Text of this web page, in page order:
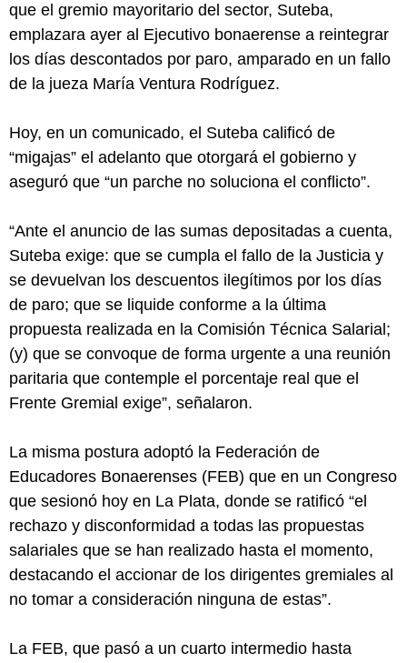
que el gremio mayoritario del sector, Suteba,
emplazara ayer al Ejecutivo bonaerense a reintegrar
los días descontados por paro, amparado en un fallo
de la jueza María Ventura Rodríguez.
Hoy, en un comunicado, el Suteba calificó de
“migajas” el adelanto que otorgará el gobierno y
aseguró que “un parche no soluciona el conflicto”.
“Ante el anuncio de las sumas depositadas a cuenta,
Suteba exige: que se cumpla el fallo de la Justicia y
se devuelvan los descuentos ilegítimos por los días
de paro; que se liquide conforme a la última
propuesta realizada en la Comisión Técnica Salarial;
(y) que se convoque de forma urgente a una reunión
paritaria que contemple el porcentaje real que el
Frente Gremial exige”, señalaron.
La misma postura adoptó la Federación de
Educadores Bonaerenses (FEB) que en un Congreso
que sesionó hoy en La Plata, donde se ratificó “el
rechazo y disconformidad a todas las propuestas
salariales que se han realizado hasta el momento,
destacando el accionar de los dirigentes gremiales al
no tomar a consideración ninguna de estas”.
La FEB, que pasó a un cuarto intermedio hasta